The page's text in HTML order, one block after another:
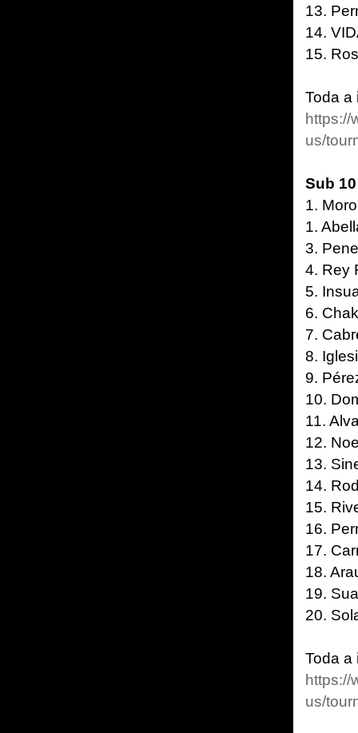
13.
14.
15.
Toda a
https://
us/
Sub
1.
1.
3.
4. Rey
5.
6.
7.
8.
9.
10.
11.
12.
13.
14.
15.
16.
17.
18.
19.
20.
Toda a
https://
us/